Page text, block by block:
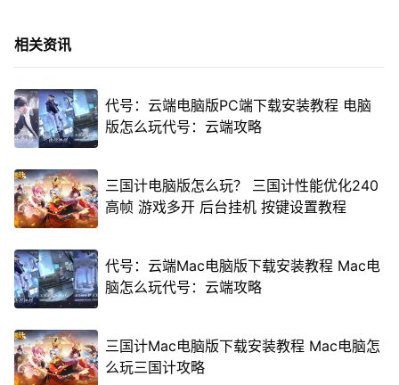
相关资讯
代号：云端电脑版PC端下载安装教程 电脑
版怎么玩代号：云端攻略
三国计电脑版怎么玩？ 三国计性能优化240
高帧 游戏多开 后台挂机 按键设置教程
代号：云端Mac电脑版下载安装教程 Mac电
脑怎么玩代号：云端攻略
三国计Mac电脑版下载安装教程 Mac电脑怎
么玩三国计攻略